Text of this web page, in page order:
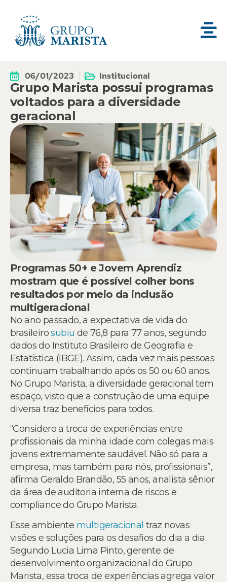
06/01/2023 Institucional
Grupo Marista possui programas
voltados para a diversidade
geracional
Programas 50+ e Jovem Aprendiz
mostram que é possível colher bons
resultados por meio da inclusão
multigeracional
No ano passado, a expectativa de vida do
brasileirosubiu de 76,8 para 77 anos, segundo
dados do Instituto Brasileiro de Geografia e
Estatística (IBGE). Assim, cada vez mais pessoas
continuam trabalhando após os 50 ou 60 anos.
No Grupo Marista, a diversidade geracional tem
espaço, visto que a construção de uma equipe
diversa traz benefícios para todos.
“Considero a troca de experiências entre
profissionais da minha idade com colegas mais
jovens extremamente saudável. Não só para a
empresa, mas também para nós, profissionais”,
afirma Geraldo Brandão, 55 anos, analista sênior
da área de auditoria interna de riscos e
compliance do Grupo Marista.
Esse ambiente multigeracional traz novas
visões e soluções para os desafios do dia a dia.
Segundo Lucia Lima Pinto, gerente de
desenvolvimento organizacional do Grupo
Marista, essa troca de experiências agrega valor